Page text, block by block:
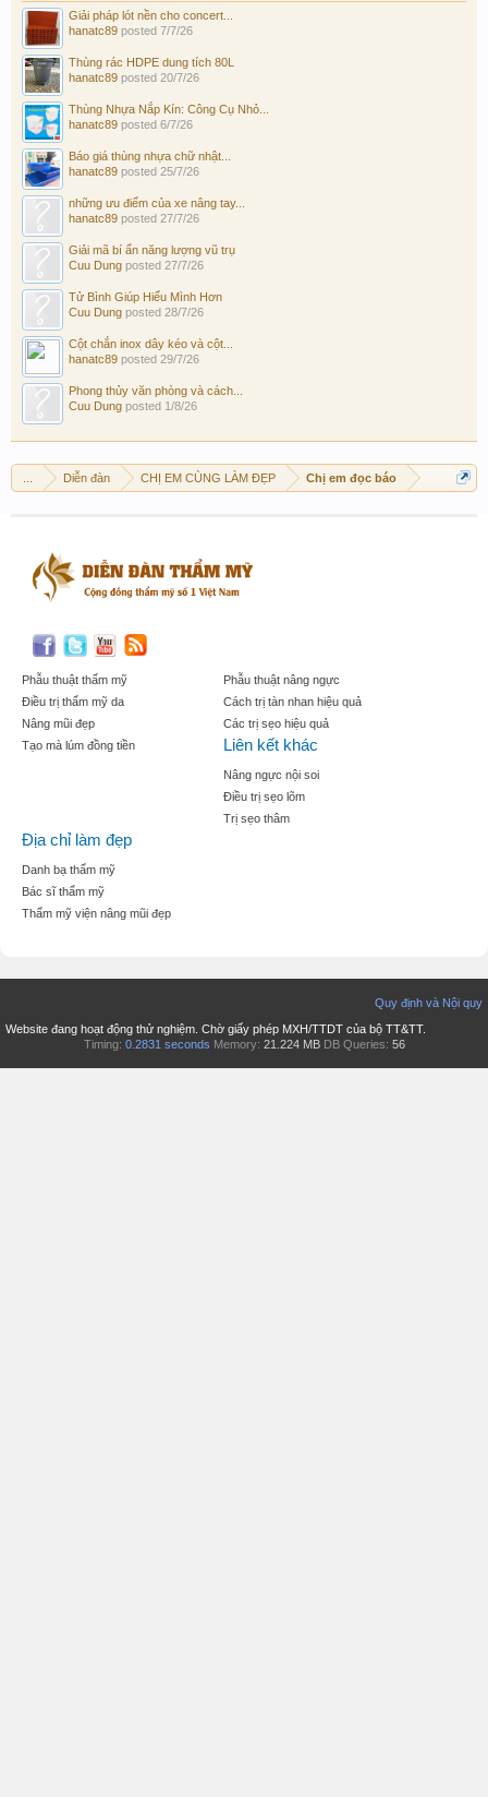
Giải pháp lót nền cho concert...
hanatc89 posted 7/7/26
Thùng rác HDPE dung tích 80L
hanatc89 posted 20/7/26
Thùng Nhựa Nắp Kín: Công Cụ Nhỏ...
hanatc89 posted 6/7/26
Báo giá thùng nhựa chữ nhật...
hanatc89 posted 25/7/26
những ưu điểm của xe nâng tay...
hanatc89 posted 27/7/26
Giải mã bí ẩn năng lượng vũ trụ
Cuu Dung posted 27/7/26
Tử Bình Giúp Hiểu Mình Hơn
Cuu Dung posted 28/7/26
Cột chắn inox dây kéo và cột...
hanatc89 posted 29/7/26
Phong thủy văn phòng và cách...
Cuu Dung posted 1/8/26
Diễn đàn CHỊ EM CÙNG LÀM ĐẸP Chị em đọc báo
Phẫu thuật thẩm mỹ
Điều trị thẩm mỹ da
Nâng mũi đẹp
Tạo mà lúm đồng tiền
Phẫu thuật nâng ngực
Cách trị tàn nhan hiệu quả
Các trị sẹo hiệu quả
Liên kết khác
Nâng ngực nội soi
Điều trị sẹo lõm
Trị sẹo thâm
Địa chỉ làm đẹp
Danh bạ thẩm mỹ
Bác sĩ thẩm mỹ
Thẩm mỹ viện nâng mũi đẹp
Quy định và Nội quy
Website đang hoạt động thử nghiệm. Chờ giấy phép MXH/TTDT của bộ TT&TT.
Timing: 0.2831 seconds Memory: 21.224 MB DB Queries: 56